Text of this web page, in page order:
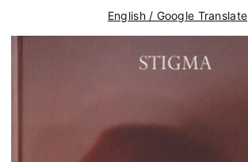
English / Google Translate